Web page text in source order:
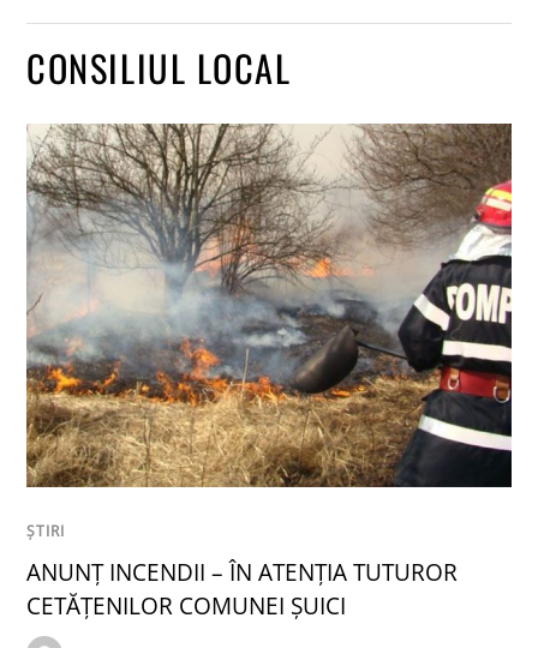
CONSILIUL LOCAL
ȘTIRI
ANUNȚ INCENDII – ÎN ATENȚIA TUTUROR
CETĂȚENILOR COMUNEI ȘUICI